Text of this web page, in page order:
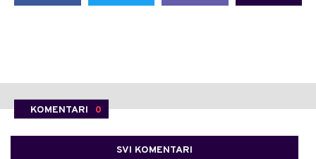
KOMENTARI 0
SVI KOMENTARI